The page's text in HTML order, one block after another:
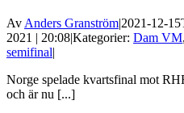
Av Anders Granström|2021-12-
2021 | 20:08|Kategorier: Dam VM,
semifinal|
Norge spelade kvartsfinal mot
och är nu [...]